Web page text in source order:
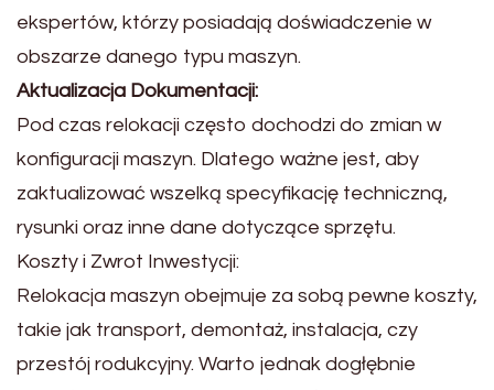
ekspertów, którzy posiadają doświadczenie w
obszarze danego typu maszyn.
Aktualizacja Dokumentacji:
Pod czas relokacji często dochodzi do zmian w
konfiguracji maszyn. Dlatego ważne jest, aby
zaktualizować wszelką specyfikację techniczną,
rysunki oraz inne dane dotyczące sprzętu.
Koszty i Zwrot Inwestycji:
Relokacja maszyn obejmuje za sobą pewne koszty,
takie jak transport, demontaż, instalacja, czy
przestój rodukcyjny. Warto jednak dogłębnie